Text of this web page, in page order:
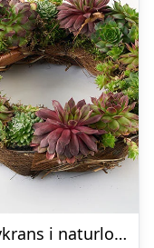
Gravkrans i naturlook – Blomster til begravelse